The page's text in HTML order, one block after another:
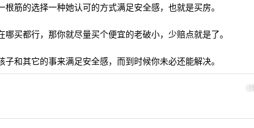
筋的选择一种她认可的方式满足安全感，也就是买房。
买都行，那你就尽量买个便宜的老破小，少赔点就是了。
和其它的事来满足安全感，而到时候你未必还能解决。
15